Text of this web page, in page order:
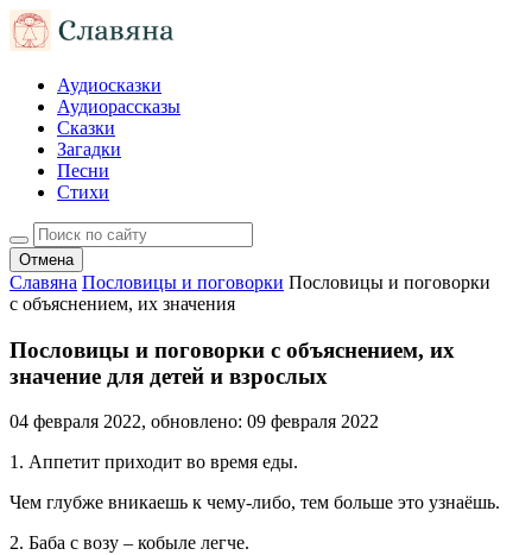
Аудиосказки
Аудиорассказы
Сказки
Загадки
Песни
Стихи
Отмена
Славяна Пословицы и поговорки Пословицы и поговорки
с объяснением, их значения
Пословицы и поговорки с объяснением, их
значение для детей и взрослых
04 февраля 2022, обновлено: 09 февраля 2022
1. Аппетит приходит во время еды.
Чем глубже вникаешь к чему-либо, тем больше это узнаёшь.
2. Баба с возу – кобыле легче.